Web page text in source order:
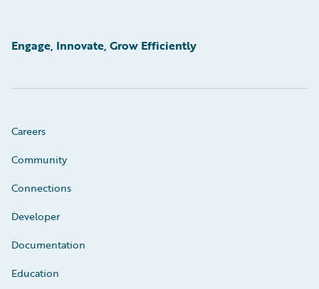
Engage, Innovate, Grow Efficiently
Careers
Community
Connections
Developer
Documentation
Education